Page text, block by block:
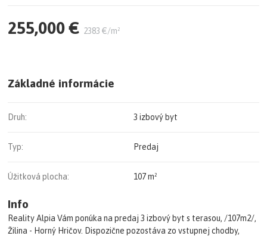
255,000 € 2383 €/m²
Základné informácie
Druh: 3 izbový byt
Typ: Predaj
Úžitková plocha: 107 m²
Info
Reality Alpia Vám ponúka na predaj 3 izbový byt s terasou, /107m2/,
Žilina - Horný Hričov. Dispozične pozostáva zo vstupnej chodby,